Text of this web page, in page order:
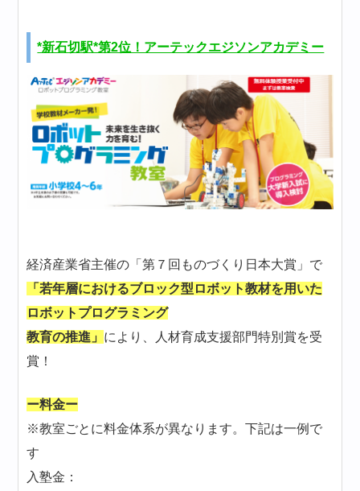
*新石切駅*第2位！アーテックエジソンアカデミー
経済産業省主催の「第７回ものづくり日本大賞」で
「若年層におけるブロック型ロボット教材を用いた
ロボットプログラミング
教育の推進」 により、人材育成支援部門特別賞を受
賞！
ー料金ー
※教室ごとに料金体系が異なります。下記は一例で
す
入塾金：